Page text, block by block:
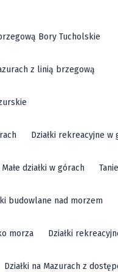
Bory Tucholskie
z linią brzegową
Działki rekreacyjne w
Małe działki w górach
budowlane nad morzem
morza Działki
Działki na Mazurach z